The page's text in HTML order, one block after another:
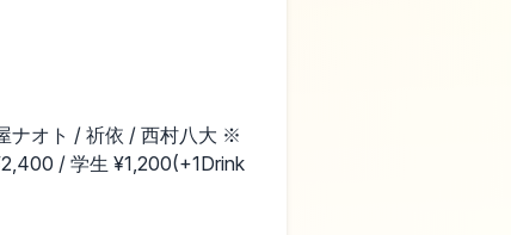
ナオト / 祈依 / 西村八大 ※
/ 学生 ¥1,200(+1Drink